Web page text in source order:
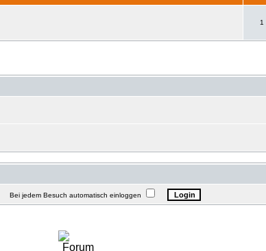
1
Bei jedem Besuch automatisch einloggen